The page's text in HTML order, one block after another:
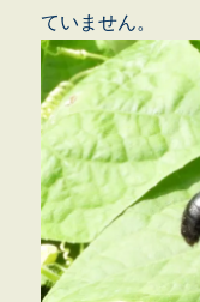
ていません。